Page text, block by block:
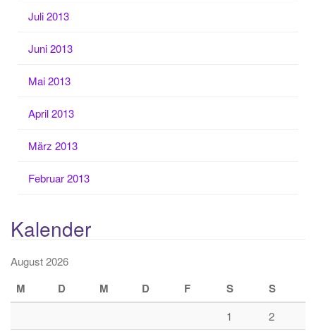
Juli 2013
Juni 2013
Mai 2013
April 2013
März 2013
Februar 2013
Kalender
August 2026
M D M D F S S
1
2